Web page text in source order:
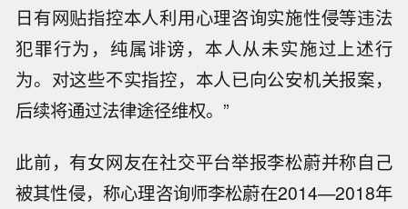
日有网贴指控本人利用心理咨询实施性侵等违法
犯罪行为，纯属诽谤，本人从未实施过上述行
为。对这些不实指控，本人已向公安机关报案，
后续将通过法律途径维权。”
此前，有女网友在社交平台举报李松蔚并称自己
被其性侵，称心理咨询师李松蔚在2014—2018年